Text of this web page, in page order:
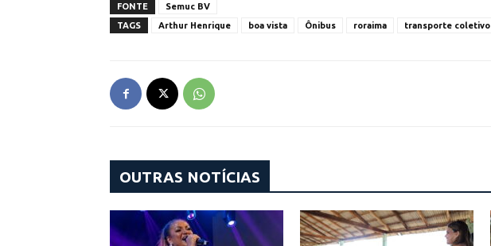
FONTE
Semuc BV
TAGS
Arthur Henrique boa vista Ônibus roraima transporte coletivo
OUTRAS NOTÍCIAS